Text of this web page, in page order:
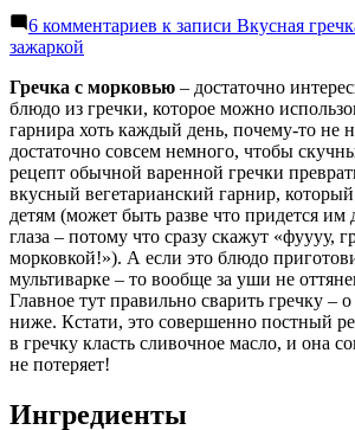
6 комментариев к записи Вкусная
зажаркой
Гречка с морковью – достаточно
блюдо из гречки, которое можно
гарнира хоть каждый день, почему-то не
достаточно совсем немного, чтобы
рецепт обычной варенной гречки
вкусный вегетарианский гарнир,
детям (может быть разве что придется им
глаза – потому что сразу скажут «фуууу,
морковкой!»). А если это блюдо
мультиварке – то вообще за уши не
Главное тут правильно сварить гречку –
ниже. Кстати, это совершенно постный
в гречку класть сливочное масло, и она
не потеряет!
Ингредиенты